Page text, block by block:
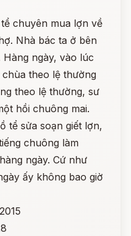
chuyên mua lợn về
Nhà bác ta ở bên
ngày, vào lúc
theo lệ thường
theo lệ thường, sư
hồi chuông mai.
tể sửa soạn giết lợn,
chuông làm
ngày. Cứ như
ấy không bao giờ